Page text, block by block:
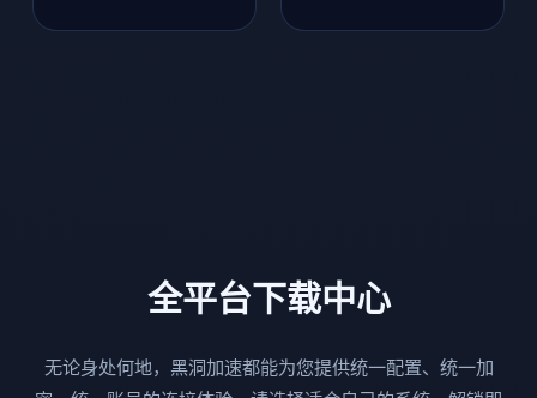
全平台下载中心
无论身处何地，黑洞加速都能为您提供统一配置、统一加